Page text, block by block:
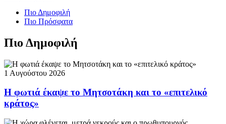
Πιο Δημοφιλή
Πιο Πρόσφατα
Πιο Δημοφιλή
1 Αυγούστου 2026
Η φωτιά έκαψε το Μητσοτάκη και το «επιτελικό
κράτος»